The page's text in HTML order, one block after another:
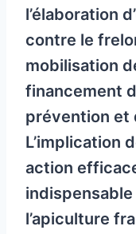
l’élaboration
contre le
mobilisation
financement
prévention et
L’implication
action
l’apiculture